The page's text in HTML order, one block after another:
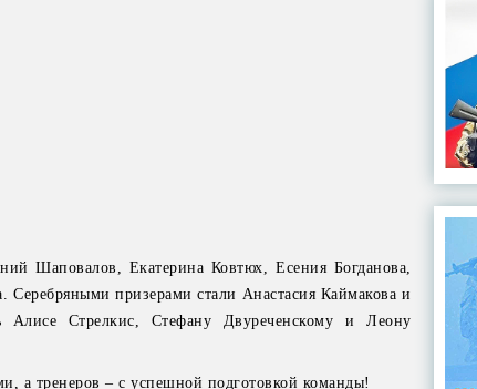
Шаповалов, Екатерина Ковтюх, Есения Богданова,
призерами стали Анастасия Каймакова и
Алисе Стрелкис, Стефану Двуреченскому и Леону
а тренеров – с успешной подготовкой команды!